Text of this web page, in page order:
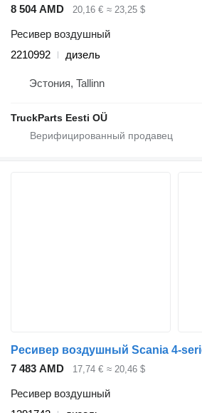
8 504 AMD 20,16 € ≈ 23,25 $
Ресивер воздушный
2210992
дизель
Эстония, Tallinn
TruckParts Eesti OÜ
7 483 AMD 17,74 € ≈ 20,46 $
Ресивер воздушный